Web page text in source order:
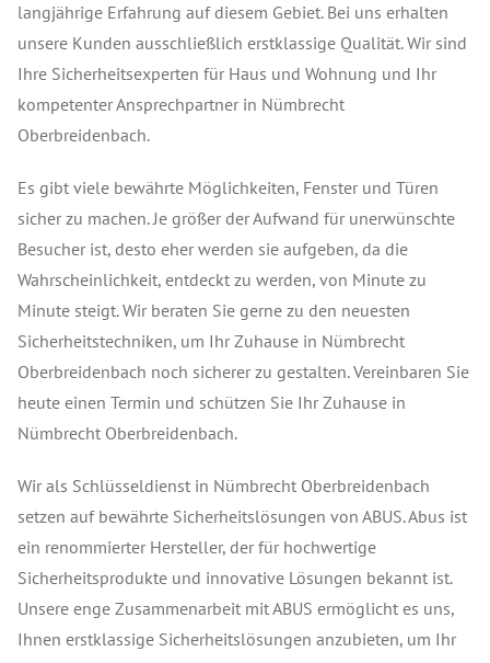
langjährige Erfahrung auf diesem Gebiet. Bei uns erhalten
unsere Kunden ausschließlich erstklassige Qualität. Wir sind
Ihre Sicherheitsexperten für Haus und Wohnung und Ihr
kompetenter Ansprechpartner in Nümbrecht
Oberbreidenbach.
Es gibt viele bewährte Möglichkeiten, Fenster und Türen
sicher zu machen. Je größer der Aufwand für unerwünschte
Besucher ist, desto eher werden sie aufgeben, da die
Wahrscheinlichkeit, entdeckt zu werden, von Minute zu
Minute steigt. Wir beraten Sie gerne zu den neuesten
Sicherheitstechniken, um Ihr Zuhause in Nümbrecht
Oberbreidenbach noch sicherer zu gestalten. Vereinbaren Sie
heute einen Termin und schützen Sie Ihr Zuhause in
Nümbrecht Oberbreidenbach.
Wir als Schlüsseldienst in Nümbrecht Oberbreidenbach
setzen auf bewährte Sicherheitslösungen von ABUS. Abus ist
ein renommierter Hersteller, der für hochwertige
Sicherheitsprodukte und innovative Lösungen bekannt ist.
Unsere enge Zusammenarbeit mit ABUS ermöglicht es uns,
Ihnen erstklassige Sicherheitslösungen anzubieten, um Ihr